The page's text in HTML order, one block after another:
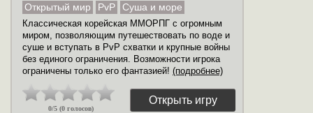
Открытый мир
PvP Суша и море
Классическая корейская ММОРПГ с огромным
миром, позволяющим путешествовать по воде и
суше и вступать в PvP схватки и крупные войны
без единого ограничения. Возможности игрока
ограничены только его фантазией! (подробнее)
0/5 (0 голосов)
Открыть игру